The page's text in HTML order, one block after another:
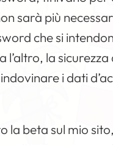
sarà più
che si
la
i dati
la beta sul mio